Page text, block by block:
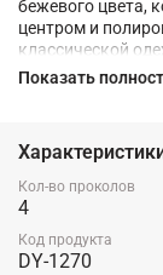
бежевого цвета,
центром и
классической
видов одежды,
Показать
Кол-во проколов
4
Код продукта
DY-1270